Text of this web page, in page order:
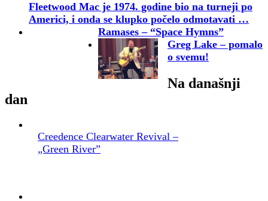
Fleetwood Mac je 1974. godine bio na turneji po
Americi, i onda se klupko počelo odmotavati …
Ramases – “Space Hymns”
Greg Lake – pomalo
o svemu!
Na današnji
dan
Creedence Clearwater Revival –
„Green River”